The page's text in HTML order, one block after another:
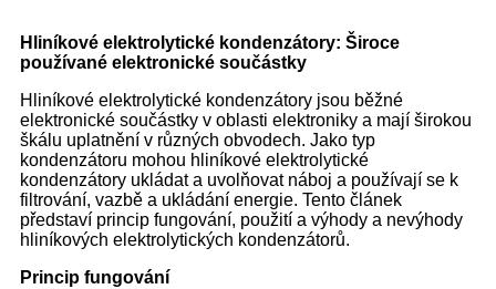
Hliníkové elektrolytické kondenzátory: Široce
používané elektronické součástky
Hliníkové elektrolytické kondenzátory jsou běžné
elektronické součástky v oblasti elektroniky a mají širokou
škálu uplatnění v různých obvodech. Jako typ
kondenzátoru mohou hliníkové elektrolytické
kondenzátory ukládat a uvolňovat náboj a používají se k
filtrování, vazbě a ukládání energie. Tento článek
představí princip fungování, použití a výhody a nevýhody
hliníkových elektrolytických kondenzátorů.
Princip fungování